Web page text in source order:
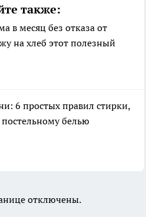
также:
в месяц без отказа от
на хлеб этот полезный
6 простых правил стирки,
белью
отключены.